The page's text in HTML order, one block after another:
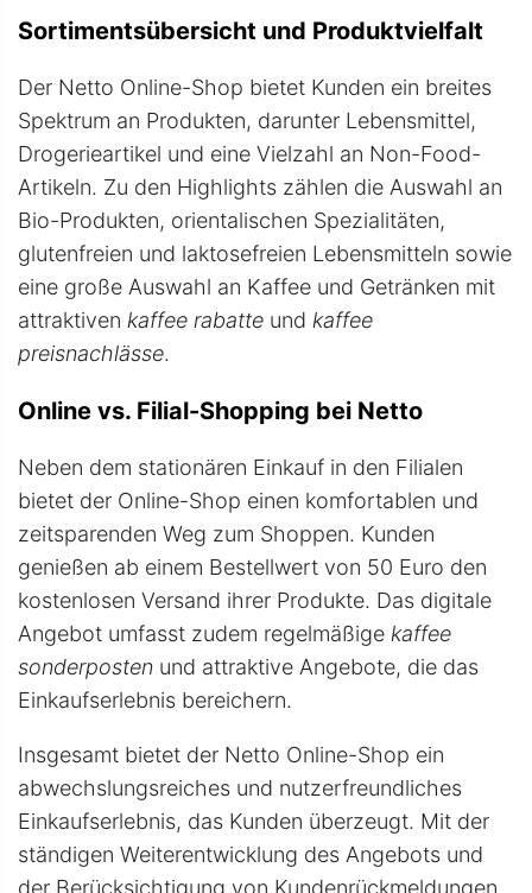
Sortimentsübersicht und Produktvielfalt
Der Netto Online-Shop bietet Kunden ein breites
Spektrum an Produkten, darunter Lebensmittel,
Drogerieartikel und eine Vielzahl an Non-Food-
Artikeln. Zu den Highlights zählen die Auswahl an
Bio-Produkten, orientalischen Spezialitäten,
glutenfreien und laktosefreien Lebensmitteln sowie
eine große Auswahl an Kaffee und Getränken mit
attraktiven kaffee rabatte und kaffee
preisnachlässe.
Online vs. Filial-Shopping bei Netto
Neben dem stationären Einkauf in den Filialen
bietet der Online-Shop einen komfortablen und
zeitsparenden Weg zum Shoppen. Kunden
genießen ab einem Bestellwert von 50 Euro den
kostenlosen Versand ihrer Produkte. Das digitale
Angebot umfasst zudem regelmäßige kaffee
sonderposten und attraktive Angebote, die das
Einkaufserlebnis bereichern.
Insgesamt bietet der Netto Online-Shop ein
abwechslungsreiches und nutzerfreundliches
Einkaufserlebnis, das Kunden überzeugt. Mit der
ständigen Weiterentwicklung des Angebots und